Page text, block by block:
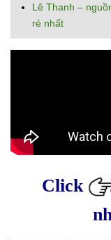
Lê Thanh –
rẻ nhất
Click